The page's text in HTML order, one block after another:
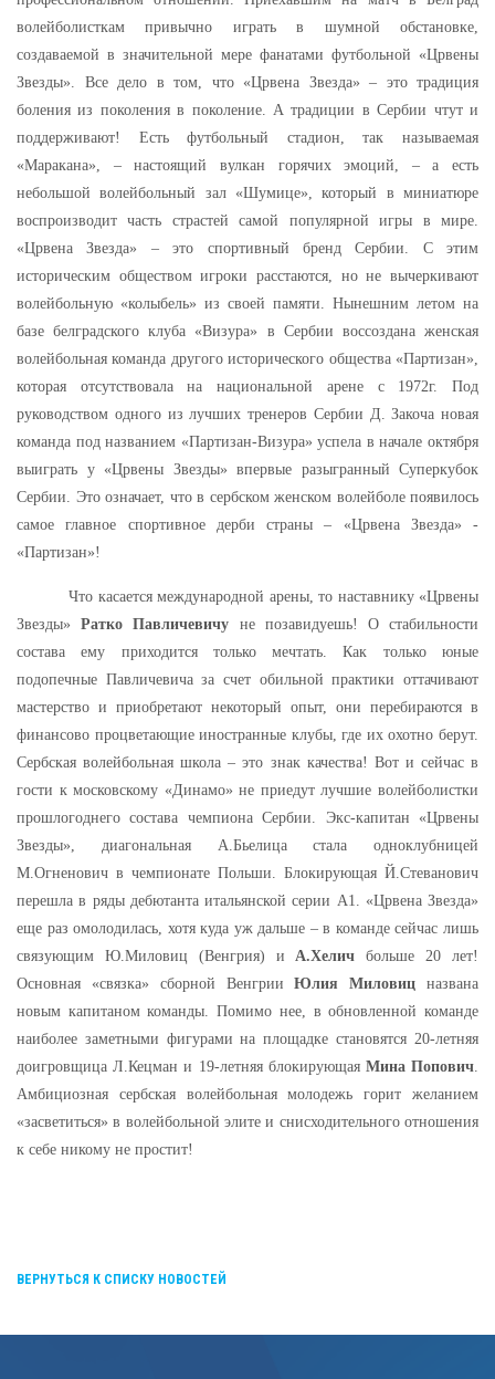
волейболисткам привычно играть в шумной обстановке,
создаваемой в значительной мере фанатами футбольной «Црвены
Звезды». Все дело в том, что «Црвена Звезда» – это традиция
боления из поколения в поколение. А традиции в Сербии чтут и
поддерживают! Есть футбольный стадион, так называемая
«Маракана», – настоящий вулкан горячих эмоций, – а есть
небольшой волейбольный зал «Шумице», который в миниатюре
воспроизводит часть страстей самой популярной игры в мире.
«Црвена Звезда» – это спортивный бренд Сербии. С этим
историческим обществом игроки расстаются, но не вычеркивают
волейбольную «колыбель» из своей памяти. Нынешним летом на
базе белградского клуба «Визура» в Сербии воссоздана женская
волейбольная команда другого исторического общества «Партизан»,
которая отсутствовала на национальной арене с 1972г. Под
руководством одного из лучших тренеров Сербии Д. Закоча новая
команда под названием «Партизан-Визура» успела в начале октября
выиграть у «Црвены Звезды» впервые разыгранный Суперкубок
Сербии. Это означает, что в сербском женском волейболе появилось
самое главное спортивное дерби страны – «Црвена Звезда» -
«Партизан»!
Что касается международной арены, то наставнику «Црвены
Звезды»Ратко Павличевичу не позавидуешь! О стабильности
состава ему приходится
только мечтать. Как только юные
подопечные Павличевича за счет обильной практики оттачивают
мастерство и приобретают некоторый опыт, они перебираются в
финансово процветающие иностранные клубы, где их охотно берут.
Сербская волейбольная школа – это знак качества! Вот и сейчас в
гости к московскому «Динамо» не приедут лучшие волейболистки
прошлогоднего состава чемпиона Сербии. Экс-капитан «Црвены
Звезды», диагональная А.Бьелица стала одноклубницей
М.Огненович в чемпионате Польши. Блокирующая Й.Стеванович
перешла в ряды дебютанта итальянской серии А1. «Црвена Звезда»
еще раз омолодилась, хотя куда уж дальше – в команде сейчас лишь
связующим Ю.Миловиц (Венгрия) и А.Хеличбольше 20 лет!
Основная «связка» сборной ВенгрииЮлия Миловицназвана
новым капитаном команды.
Помимо нее, в обновленной команде
наиболее заметными фигурами на площадке становятся 20-летняя
доигровщица Л.Кецман и 19-летняя блокирующая Мина Попович
Амбициозная сербская волейбольная молодежь горит
желанием
«засветиться» в волейбольной элите и снисходительного отношения
к себе никому не простит!
ВЕРНУТЬСЯ К СПИСКУ НОВОСТЕЙ